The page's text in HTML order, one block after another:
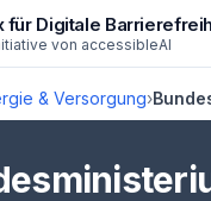
für Digitale
von accessibleAI
& Versorgung›